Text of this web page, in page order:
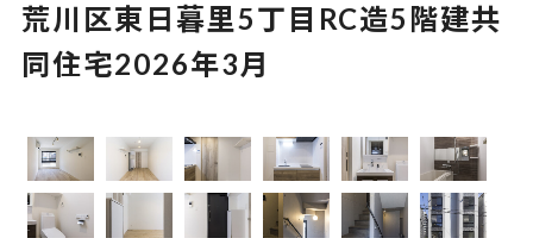
荒川区東日暮里5丁目RC造5階建共
同住宅2026年3月